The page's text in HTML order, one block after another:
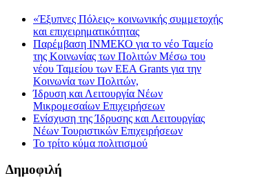
«Έξυπνες Πόλεις» κοινωνικής συμμετοχής
και επιχειρηματικότητας
Παρέμβαση ΙΝΜΕΚΟ για το νέο Ταμείο
της Κοινωνίας των Πολιτών Μέσω του
νέου Ταμείου των ΕΕΑ Grants για την
Κοινωνία των Πολιτών,
Ίδρυση και Λειτουργία Νέων
Μικρομεσαίων Επιχειρήσεων
Ενίσχυση της Ίδρυσης και Λειτουργίας
Νέων Τουριστικών Επιχειρήσεων
Το τρίτο κύμα πολιτισμού
Δημοφιλή